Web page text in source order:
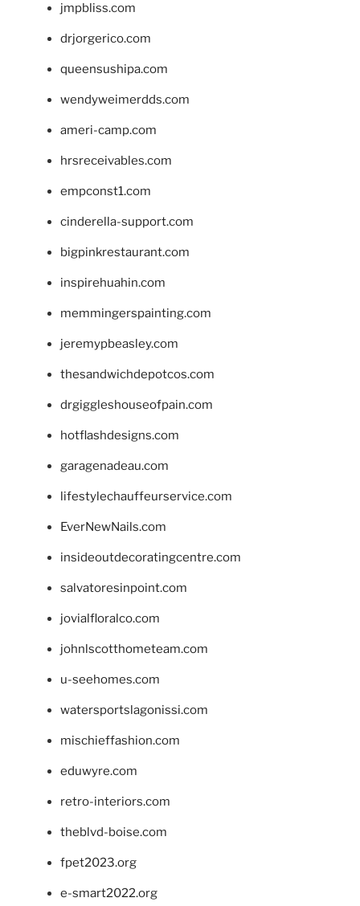
jmpbliss.com
drjorgerico.com
queensushipa.com
wendyweimerdds.com
ameri-camp.com
hrsreceivables.com
empconst1.com
cinderella-support.com
bigpinkrestaurant.com
inspirehuahin.com
memmingerspainting.com
jeremypbeasley.com
thesandwichdepotcos.com
drgiggleshouseofpain.com
hotflashdesigns.com
garagenadeau.com
lifestylechauffeurservice.com
EverNewNails.com
insideoutdecoratingcentre.com
salvatoresinpoint.com
jovialfloralco.com
johnlscotthometeam.com
u-seehomes.com
watersportslagonissi.com
mischieffashion.com
eduwyre.com
retro-interiors.com
theblvd-boise.com
fpet2023.org
e-smart2022.org